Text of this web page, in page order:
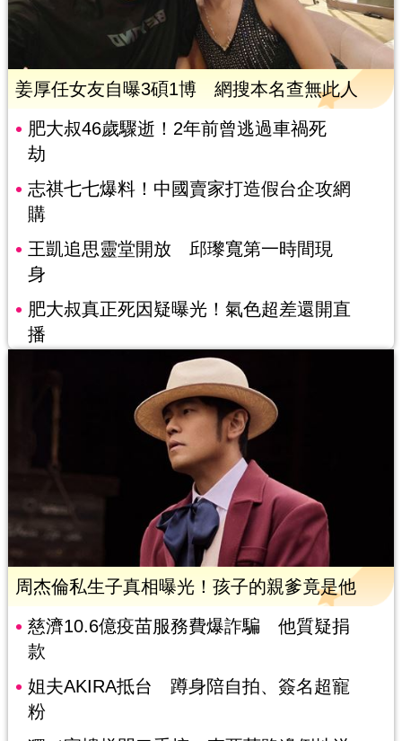
姜厚任女友自曝3碩1博 網搜本名查無此人
肥大叔46歲驟逝！2年前曾逃過車禍死
劫
志祺七七爆料！中國賣家打造假台企攻網
購
王凱追思靈堂開放 邱瓈寬第一時間現
身
肥大叔真正死因疑曝光！氣色超差還開直
播
周杰倫私生子真相曝光！孩子的親爹竟是他
慈濟10.6億疫苗服務費爆詐騙 他質疑捐
款
姐夫AKIRA抵台 蹲身陪自拍、簽名超寵
粉